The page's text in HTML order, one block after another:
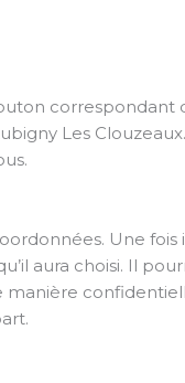
correspondant
Les Clouzeaux.
Une
aura choisi. Il
manière